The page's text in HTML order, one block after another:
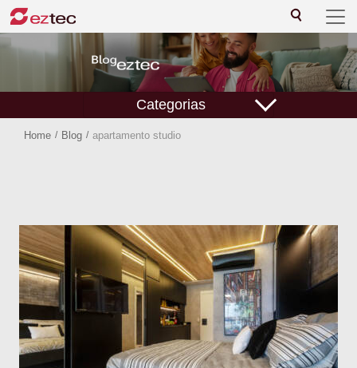
Categorias
Home / Blog / apartamento studio